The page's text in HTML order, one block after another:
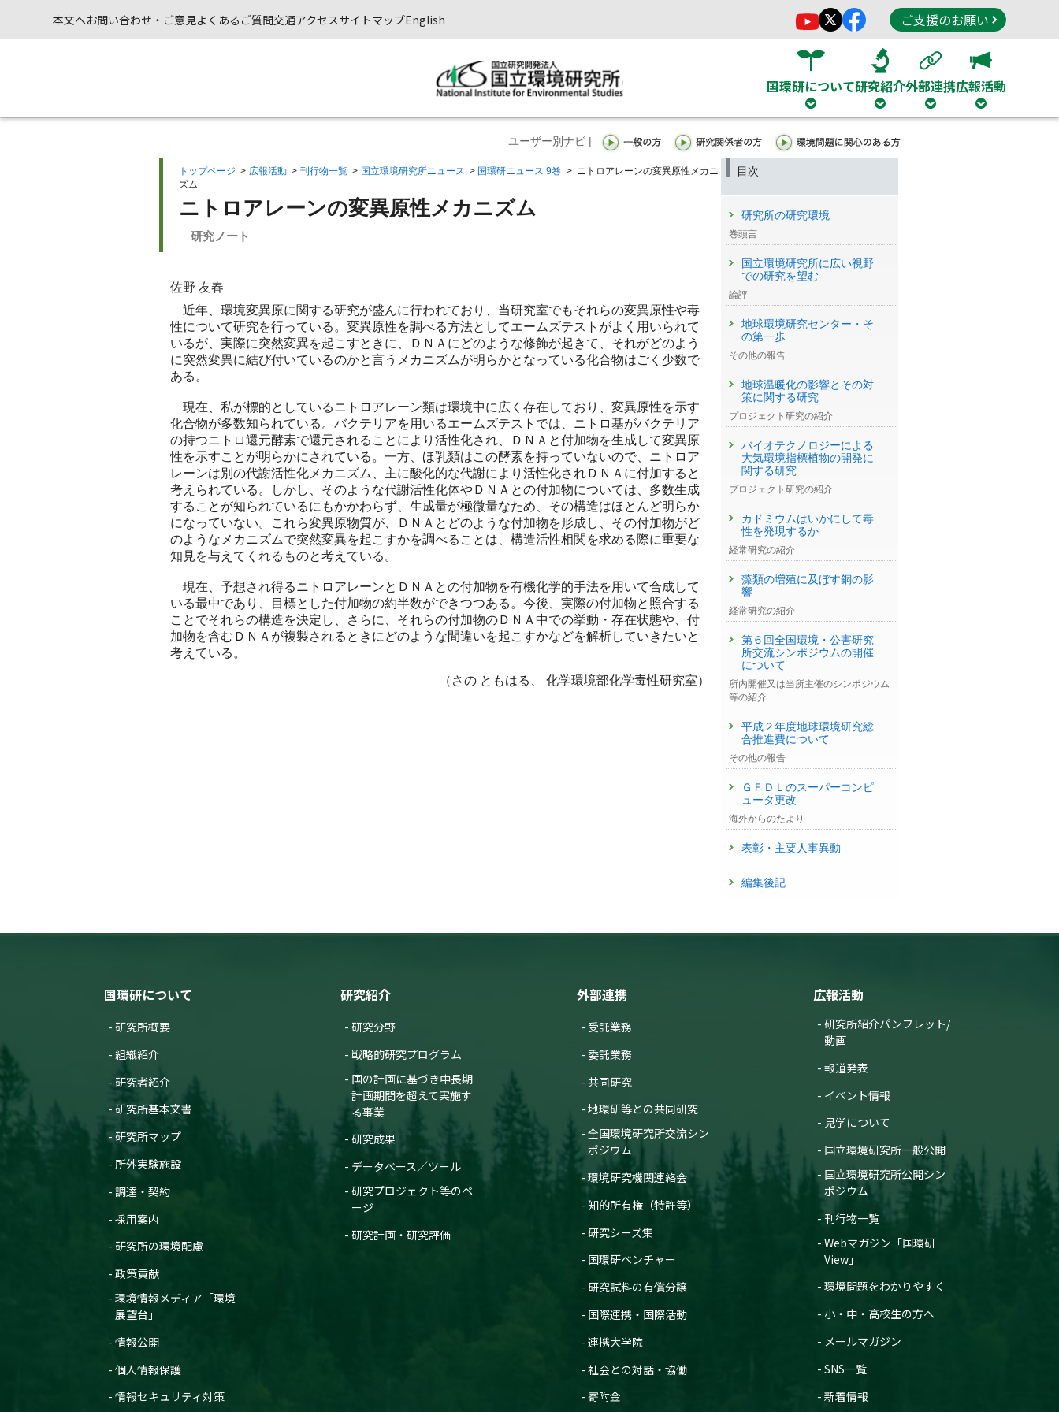
本文へお問い合わせ・ご意見よくあるご質問交通アクセスサイトマップEnglish ご支援のお願い
国環研について研究紹介外部連携広報活動
ユーザー別ナビ |
トップページ > 広報活動 > 刊行物一覧 > 国立環境研究所ニュース > 国環研ニュース 9巻 > ニトロアレーンの変異原性メカニ
ズム
ニトロアレーンの変異原性メカニズム
研究ノート
佐野 友春
近年、環境変異原に関する研究が盛んに行われており、当研究室でもそれらの変異原性や毒
性について研究を行っている。変異原性を調べる方法としてエームズテストがよく用いられて
いるが、実際に突然変異を起こすときに、ＤＮＡにどのような修飾が起きて、それがどのよう
に突然変異に結び付いているのかと言うメカニズムが明らかとなっている化合物はごく少数で
ある。
現在、私が標的としているニトロアレーン類は環境中に広く存在しており、変異原性を示す
化合物が多数知られている。バクテリアを用いるエームズテストでは、ニトロ基がバクテリア
の持つニトロ還元酵素で還元されることにより活性化され、ＤＮＡと付加物を生成して変異原
性を示すことが明らかにされている。一方、ほ乳類はこの酵素を持っていないので、ニトロア
レーンは別の代謝活性化メカニズム、主に酸化的な代謝により活性化されＤＮＡに付加すると
考えられている。しかし、そのような代謝活性化体やＤＮＡとの付加物については、多数生成
することが知られているにもかかわらず、生成量が極微量なため、その構造はほとんど明らか
になっていない。これら変異原物質が、ＤＮＡとどのような付加物を形成し、その付加物がど
のようなメカニズムで突然変異を起こすかを調べることは、構造活性相関を求める際に重要な
知見を与えてくれるものと考えている。
現在、予想され得るニトロアレーンとＤＮＡとの付加物を有機化学的手法を用いて合成して
いる最中であり、目標とした付加物の約半数ができつつある。今後、実際の付加物と照合する
ことでそれらの構造を決定し、さらに、それらの付加物のＤＮＡ中での挙動・存在状態や、付
加物を含むＤＮＡが複製されるときにどのような間違いを起こすかなどを解析していきたいと
考えている。
（さの ともはる、 化学環境部化学毒性研究室）
目次
研究所の研究環境
巻頭言
国立環境研究所に広い視野
での研究を望む
論評
地球環境研究センター・そ
の第一歩
その他の報告
地球温暖化の影響とその対
策に関する研究
プロジェクト研究の紹介
バイオテクノロジーによる
大気環境指標植物の開発に
関する研究
プロジェクト研究の紹介
カドミウムはいかにして毒
性を発現するか
経常研究の紹介
藻類の増殖に及ぼす銅の影
響
経常研究の紹介
第６回全国環境・公害研究
所交流シンポジウムの開催
について
所内開催又は当所主催のシンポジウム
等の紹介
平成２年度地球環境研究総
合推進費について
その他の報告
ＧＦＤＬのスーパーコンピ
ュータ更改
海外からのたより
表彰・主要人事異動
編集後記
国環研について
研究所概要
組織紹介
研究者紹介
研究所基本文書
研究所マップ
所外実験施設
調達・契約
採用案内
研究所の環境配慮
政策貢献
環境情報メディア「環境
展望台」
情報公開
個人情報保護
情報セキュリティ対策
研究紹介
研究分野
戦略的研究プログラム
国の計画に基づき中長期
計画期間を超えて実施す
る事業
研究成果
データベース／ツール
研究プロジェクト等のペ
ージ
研究計画・研究評価
外部連携
受託業務
委託業務
共同研究
地環研等との共同研究
全国環境研究所交流シン
ポジウム
環境研究機関連絡会
知的所有権（特許等）
研究シーズ集
国環研ベンチャー
研究試料の有償分譲
国際連携・国際活動
連携大学院
社会との対話・協働
寄附金
広報活動
研究所紹介パンフレット/
動画
報道発表
イベント情報
見学について
国立環境研究所一般公開
国立環境研究所公開シン
ポジウム
刊行物一覧
Webマガジン「国環研
View」
環境問題をわかりやすく
小・中・高校生の方へ
メールマガジン
SNS一覧
新着情報